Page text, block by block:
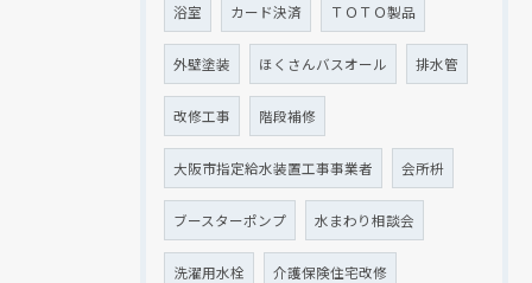
浴室 カード決済 ＴＯＴＯ製品
外壁塗装 ほくさんバスオール 排水管
改修工事 階段補修
大阪市指定給水装置工事事業者 会所枡
ブースターポンプ 水まわり相談会
洗濯用水栓 介護保険住宅改修